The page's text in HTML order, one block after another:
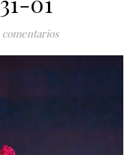
comentarios